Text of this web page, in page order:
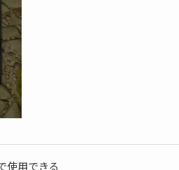
使用できる